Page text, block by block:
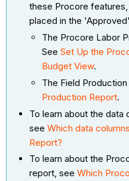
these Procore
placed in the
The Procore Labor
SeeSet Up the
Budget View.
The Field
Production Report.
To learn about the data
seeWhich data
Report?
To learn about the
report, seeWhich